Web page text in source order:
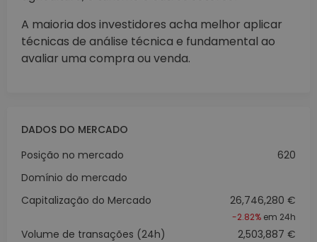
A maioria dos investidores acha melhor aplicar
técnicas de análise técnica e fundamental ao
avaliar uma compra ou venda.
DADOS DO MERCADO
Posição no mercado
620
Domínio do mercado
Capitalização do Mercado
26,746,280 €
-2.82% em 24h
Volume de transações (24h) 2,503,887 €